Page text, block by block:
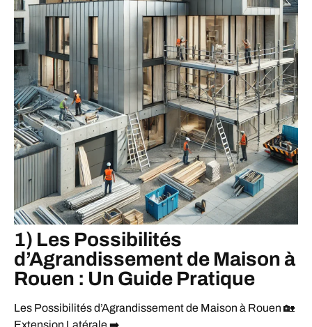
1) Les Possibilités
d’Agrandissement de Maison à
Rouen : Un Guide Pratique
Les Possibilités d’Agrandissement de Maison à Rouen 🏡
Extension Latérale ➡️